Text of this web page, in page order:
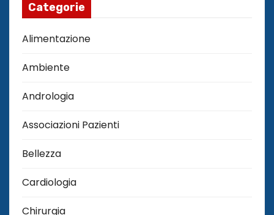
Categorie
Alimentazione
Ambiente
Andrologia
Associazioni Pazienti
Bellezza
Cardiologia
Chirurgia